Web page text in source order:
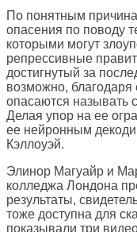
По понятным
опасения по поводу
которыми могут
репрессивные
достигнутый за
возможно, благодаря
опасаются называть
Делая упор на ее
ее нейронным
Кэллоуэй.
Элинор Магуайр и
колледжа Лондона
результаты,
тоже доступна для
показывали три